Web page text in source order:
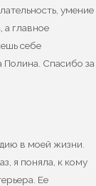
умение
а главное
себе
Полина. Спасибо за
в моей жизни.
я поняла, к кому
Ее